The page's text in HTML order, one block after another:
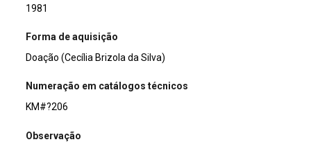
1981
Forma de aquisição
Doação (Cecília Brizola da Silva)
Numeração em catálogos técnicos
KM#?206
Observação